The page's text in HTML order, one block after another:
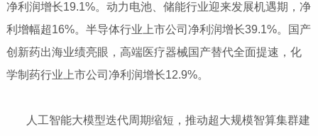
净利润增长19.1%。动力电池、储能行业迎来发展机遇期，净
利增幅超16%。半导体行业上市公司净利润增长39.1%。国产
创新药出海业绩亮眼，高端医疗器械国产替代全面提速，化
学制药行业上市公司净利润增长12.9%。
​​​​​​​ 人工智能大模型迭代周期缩短，推动超大规模智算集群建